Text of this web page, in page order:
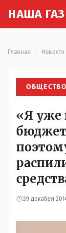
НАША Г
Главная Новости
ОБЩЕСТВО
«Я уже
29 декабря